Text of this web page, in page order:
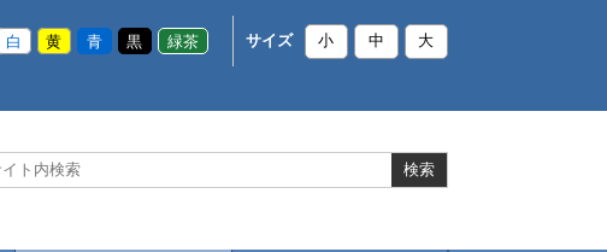
白 黄 青 黒 緑茶 サイズ 小 中 大